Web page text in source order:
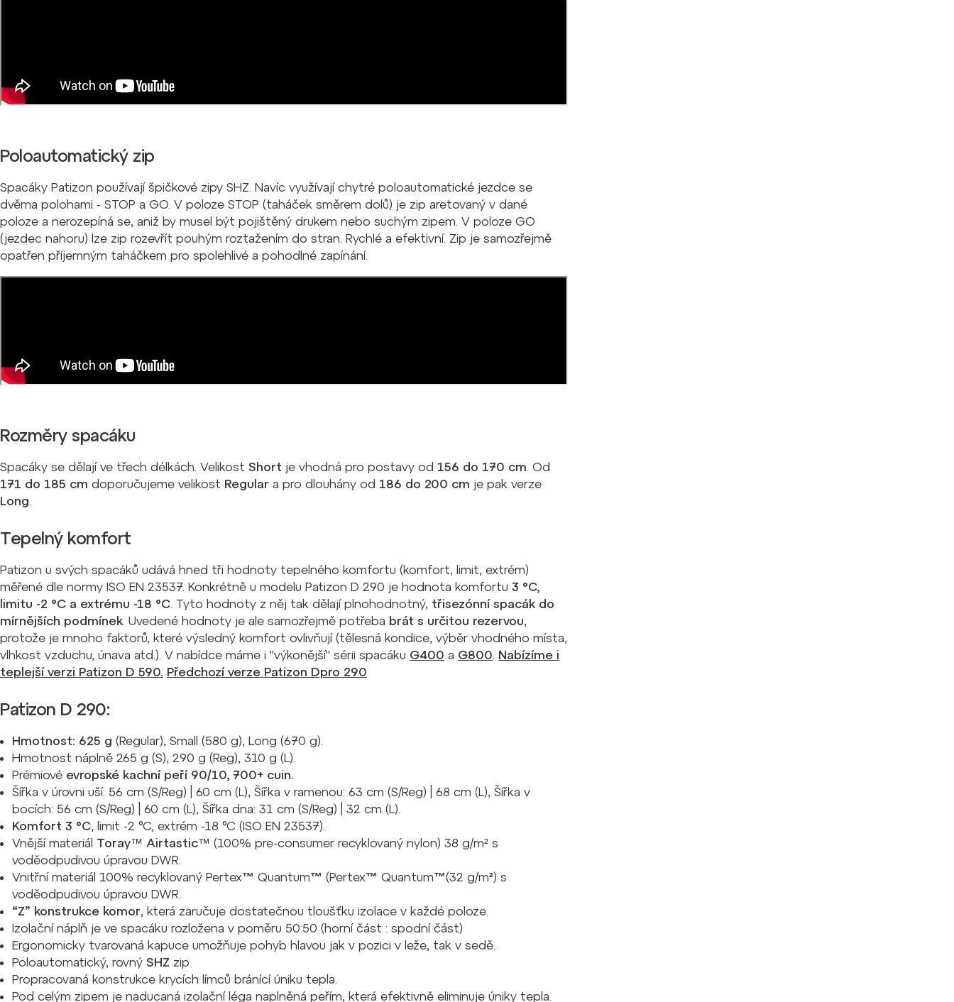
Poloautomatický zip
Spacáky Patizon používají špičkové zipy SHZ. Navíc využívají chytré poloautomatické jezdce se
dvěma polohami - STOP a GO. V poloze STOP (taháček směrem dolů) je zip aretovaný v dané
poloze a nerozepíná se, aniž by musel být pojištěný drukem nebo suchým zipem. V poloze GO
(jezdec nahoru) lze zip rozevřít pouhým roztažením do stran. Rychlé a efektivní. Zip je samozřejmě
opatřen příjemným taháčkem pro spolehlivé a pohodlné zapínání.
Rozměry spacáku
Spacáky se dělají ve třech délkách. Velikost Short je vhodná pro postavy od 156 do 170 cm. Od
171 do 185 cm doporučujeme velikost Regular a pro dlouhány od 186 do 200 cm je pak verze
Long.
Tepelný komfort
Patizon u svých spacáků udává hned tři hodnoty tepelného komfortu (komfort, limit, extrém)
měřené dle normy ISO EN 23537. Konkrétně u modelu Patizon D 290 je hodnota komfortu 3 °C,
limitu -2 °C a extrému -18 °C. Tyto hodnoty z něj tak dělají plnohodnotný, třisezónní spacák do
mírnějších podmínek. Uvedené hodnoty je ale samozřejmě potřeba brát s určitou rezervou,
protože je mnoho faktorů, které výsledný komfort ovlivňují (tělesná kondice, výběr vhodného místa,
vlhkost vzduchu, únava atd.). V nabídce máme i "výkonější" sérii spacáku G400 a G800. Nabízíme i
teplejší verzi Patizon D 590. Předchozí verze Patizon Dpro 290
Patizon D 290:
Hmotnost: 625 g (Regular), Small (580 g), Long (670 g).
Hmotnost náplně 265 g (S), 290 g (Reg), 310 g (L).
Prémiové evropské kachní peří 90/10, 700+ cuin.
Šířka v úrovni uší: 56 cm (S/Reg) | 60 cm (L), Šířka v ramenou: 63 cm (S/Reg) | 68 cm (L), Šířka v
bocích: 56 cm (S/Reg) | 60 cm (L), Šířka dna: 31 cm (S/Reg) | 32 cm (L).
Komfort 3 °C, limit -2 °C, extrém -18 °C (ISO EN 23537).
Vnější materiál Toray™ Airtastic™ (100% pre-consumer recyklovaný nylon) 38 g/m² s
voděodpudivou úpravou DWR.
Vnitřní materiál 100% recyklovaný Pertex™ Quantum™ (Pertex™ Quantum™(32 g/m²) s
voděodpudivou úpravou DWR.
“Z” konstrukce komor, která zaručuje dostatečnou tloušťku izolace v každé poloze.
Izolační náplň je ve spacáku rozložena v poměru 50:50 (horní část : spodní část)
Ergonomicky tvarovaná kapuce umožňuje pohyb hlavou jak v pozici v leže, tak v sedě.
Poloautomatický, rovný SHZ zip
Propracovaná konstrukce krycích límců bránící úniku tepla.
Pod celým zipem je naducaná izolační léga naplněná peřím, která efektivně eliminuje úniky tepla.